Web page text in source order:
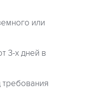
или
3-х дней в